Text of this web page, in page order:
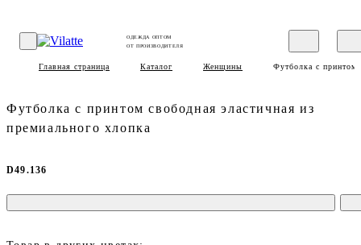
ОДЕЖДА ОПТОМ
ОТ ПРОИЗВОДИТЕЛЯ
Главная страница Каталог Женщины Футболка с принтом
Футболка с принтом свободная эластичная из
премиального хлопка
D49.136